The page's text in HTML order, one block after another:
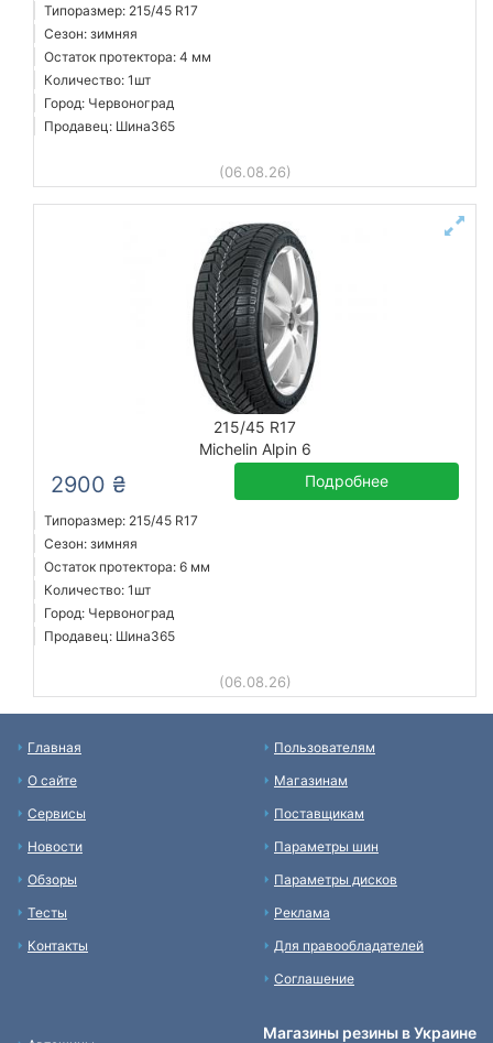
Типоразмер: 215/45 R17
Сезон: зимняя
Остаток протектора: 4 мм
Количество: 1шт
Город: Червоноград
Продавец: Шина365
(06.08.26)
215/45 R17
Michelin Alpin 6
2900 ₴ Подробнее
Типоразмер: 215/45 R17
Сезон: зимняя
Остаток протектора: 6 мм
Количество: 1шт
Город: Червоноград
Продавец: Шина365
(06.08.26)
Главная
О сайте
Сервисы
Новости
Обзоры
Тесты
Контакты
Пользователям
Магазинам
Поставщикам
Параметры шин
Параметры дисков
Реклама
Для правообладателей
Соглашение
Магазины резины в Украине